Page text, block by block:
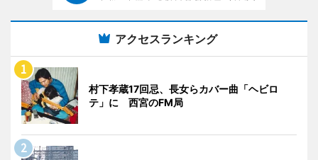
アクセスランキング
村下孝蔵17回忌、長女らカバー曲「ヘビロ
テ」に 西宮のFM局